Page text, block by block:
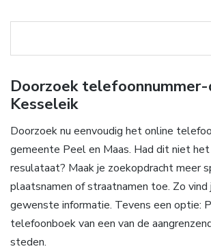
Doorzoek
Kesseleik
Doorzoek nu eenvoudig het online
gemeente Peel en Maas. Had dit niet
resulataat? Maak je zoekopdracht meer
plaatsnamen of straatnamen toe. Zo
gewenste informatie. Tevens een optie:
telefoonboek van een van de
steden.